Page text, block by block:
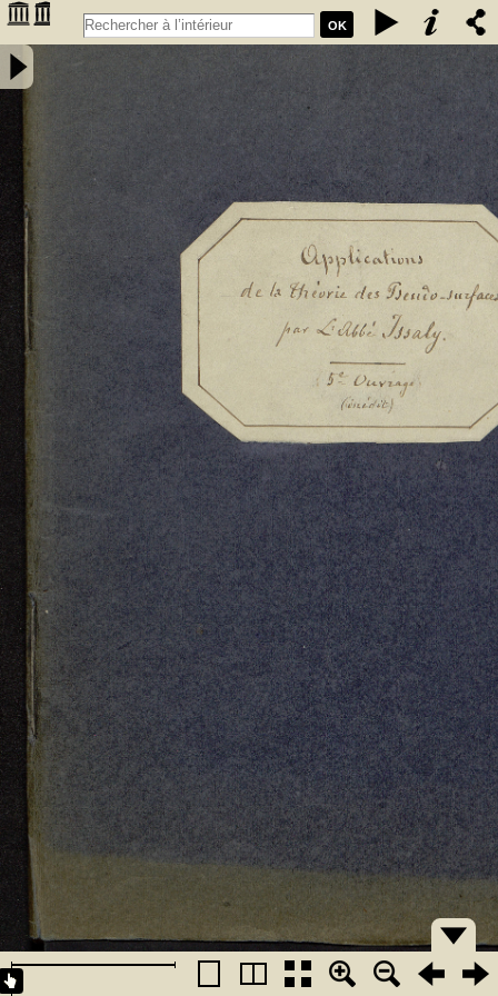
OK
Travaux sur les pseudo-surfaces, par Issaly. Les Problèmes de
Plateau, de Dirichlet, de Gauss, etc., et autres questions choisies,
servant d'applications à la Théorie des pseudo-surfaces : cinquième
ouvrage (inédit) de l'auteur sur les pseudo-surfaces - Issaly, Pierre-
Adolphe, abbé (1833-....). Auteur